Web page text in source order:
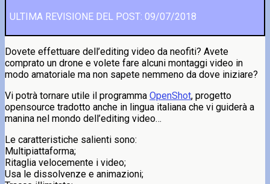
ULTIMA REVISIONE DEL POST: 09/07/2018
Dovete effettuare dell’editing video da neofiti? Avete
comprato un drone e volete fare alcuni montaggi video in
modo amatoriale ma non sapete nemmeno da dove iniziare?
Vi potrà tornare utile il programma OpenShot, progetto
opensource tradotto anche in lingua italiana che vi guiderà a
manina nel mondo dell’editing video…
Le caratteristiche salienti sono:
Multipiattaforma;
Ritaglia velocemente i video;
Usa le dissolvenze e animazioni;